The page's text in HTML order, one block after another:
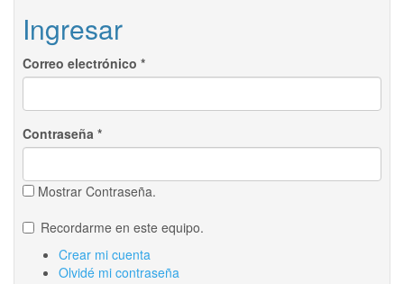
Ingresar
Correo electrónico *
Contraseña *
Mostrar Contraseña.
Recordarme en este equipo.
Crear mi cuenta
Olvidé mi contraseña